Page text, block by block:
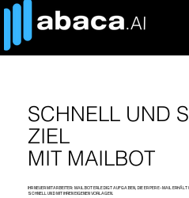
SCHNELL UND
ZIEL
MIT MAILBOT
IHR NEUER MITARBEITER: MAILBOT ERLEDIGT AUFGABEN, DIE ER PER E-MAIL
SCHNELL UND MIT IHREN EIGENEN VORLAGEN.